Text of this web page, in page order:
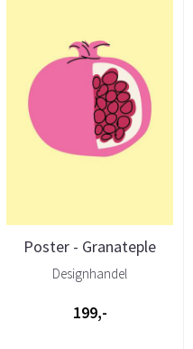
Poster - Granateple
Designhandel
199,-